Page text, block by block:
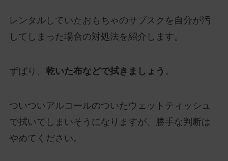
レンタルしていたおもちゃのサブスクを自分が汚
してしまった場合の対処法を紹介します。
ずばり、 乾いた布などで拭きましょう 。
ついついアルコールのついたウェットティッシュ
で拭いてしまいそうになりますが、勝手な判断は
やめてください。